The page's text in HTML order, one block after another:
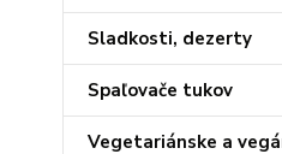
Sladkosti, dezerty
Spaľovače tukov
Vegetariánske a